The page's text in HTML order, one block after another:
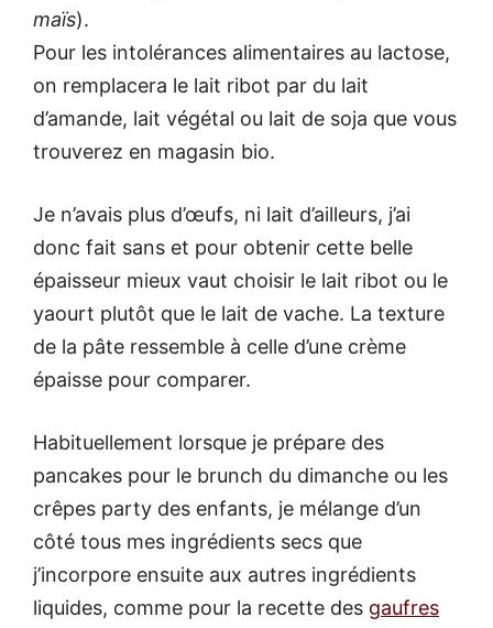
maïs).
Pour les intolérances alimentaires au lactose,
on remplacera le lait ribot par du lait
d’amande, lait végétal ou lait de soja que vous
trouverez en magasin bio.
Je n’avais plus d’œufs, ni lait d’ailleurs, j’ai
donc fait sans et pour obtenir cette belle
épaisseur mieux vaut choisir le lait ribot ou le
yaourt plutôt que le lait de vache. La texture
de la pâte ressemble à celle d’une crème
épaisse pour comparer.
Habituellement lorsque je prépare des
pancakes pour le brunch du dimanche ou les
crêpes party des enfants, je mélange d’un
côté tous mes ingrédients secs que
j’incorpore ensuite aux autres ingrédients
liquides, comme pour la recette des gaufres